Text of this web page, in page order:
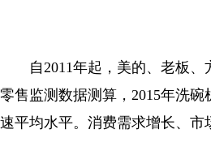
自2011年起，美的、老板、
零售监测数据测算，2015年洗碗
速平均水平。消费需求增长、市